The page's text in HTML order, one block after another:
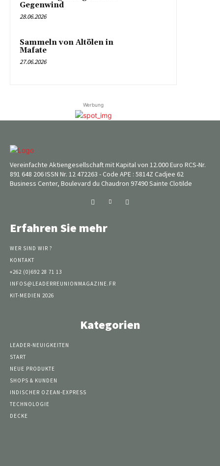
Gegenwind
28.06.2026
Sammeln von Altölen in
Mafate
27.06.2026
Werbung
Vereinfachte Aktiengesellschaft mit Kapital von 12.000 Euro RCS-Nr.
891 648 206 ISSN Nr. 12 472263 - Code APE : 5814Z Cadjee 62
Business Center, Boulevard du Chaudron 97490 Sainte Clotilde
Erfahren Sie mehr
WER SIND WIR ?
KONTAKT
+262 (0)692 28 71 13
INFOS@LEADERREUNIONMAGAZINE.FR
KIT-MEDIEN 2026
Kategorien
LEADER-NEUIGKEITEN
START
NEUE PRODUKTE
SHOPS & KUNDEN
INDISCHER OZEAN-EXPRESS
TECHNOLOGIE
DECKE